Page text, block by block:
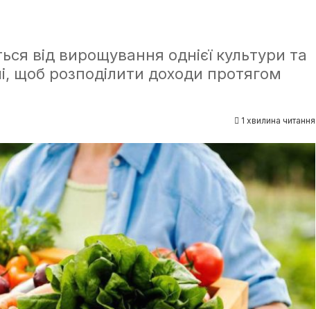
від вирощування однієї культури та
щоб розподілити доходи протягом
1 хвилина читання